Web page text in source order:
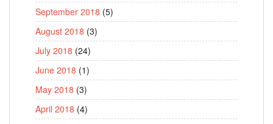
September 2018 (5)
August 2018 (3)
July 2018 (24)
June 2018 (1)
May 2018 (3)
April 2018 (4)